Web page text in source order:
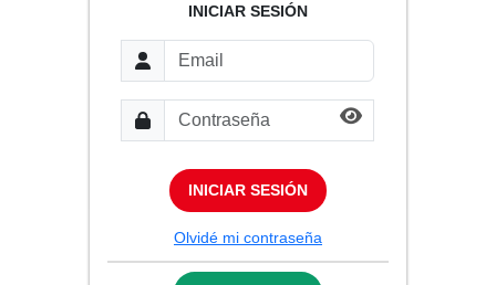
INICIAR SESIÓN
INICIAR SESIÓN
Olvidé mi contraseña